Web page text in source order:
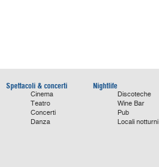
Spettacoli & concerti
Cinema
Teatro
Concerti
Danza
Nightlife
Discoteche
Wine Bar
Pub
Locali notturni